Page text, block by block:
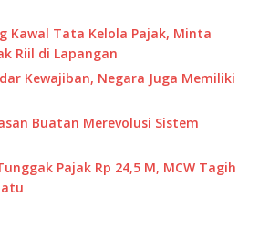
Kawal Tata Kelola Pajak, Minta
Riil di Lapangan
Kewajiban, Negara Juga Memiliki
Buatan Merevolusi Sistem
Pajak Rp 24,5 M, MCW Tagih